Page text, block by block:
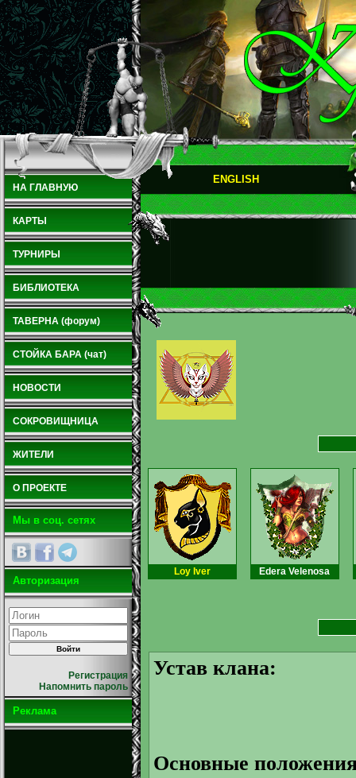
НА ГЛАВНУЮ
КАРТЫ
ТУРНИРЫ
БИБЛИОТЕКА
ТАВЕРНА (форум)
СТОЙКА БАРА (чат)
НОВОСТИ
СОКРОВИЩНИЦА
ЖИТЕЛИ
О ПРОЕКТЕ
Мы в соц. сетях
Авторизация
Регистрация
Напомнить пароль
Реклама
ENGLISH
Loy Iver Edera Velenosa
Устав клана:
Основные